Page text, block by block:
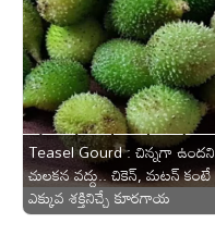
తెలంగాణ
ఆంధ్రప్రదేశ్
జాతీయం
Teasel Gourd : చిన్నగా ఉందని
చులకన వద్దు.. చికెన్, మటన్ కంటే
ఎక్కువ శక్తినిచ్చే కూరగాయ